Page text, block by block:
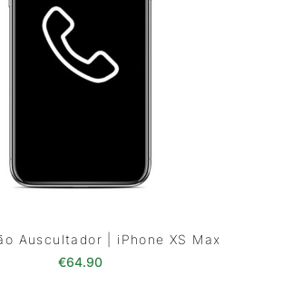
Auscultador | iPhone XS Max
€64.90